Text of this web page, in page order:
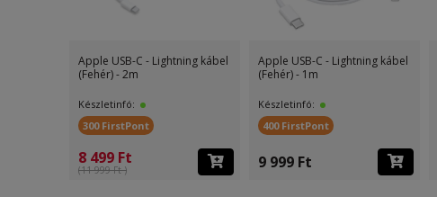
Apple USB-C - Lightning kábel
(Fehér) - 2m
Készletinfó:
300 FirstPont
8 499 Ft
(11 999 Ft )
Apple USB-C - Lightning kábel
(Fehér) - 1m
Készletinfó:
400 FirstPont
9 999 Ft